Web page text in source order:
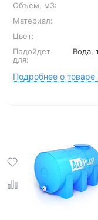
Объем, м3:
Материал:
Цвет:
Подойдет
для:
Вода,
Подробнее о